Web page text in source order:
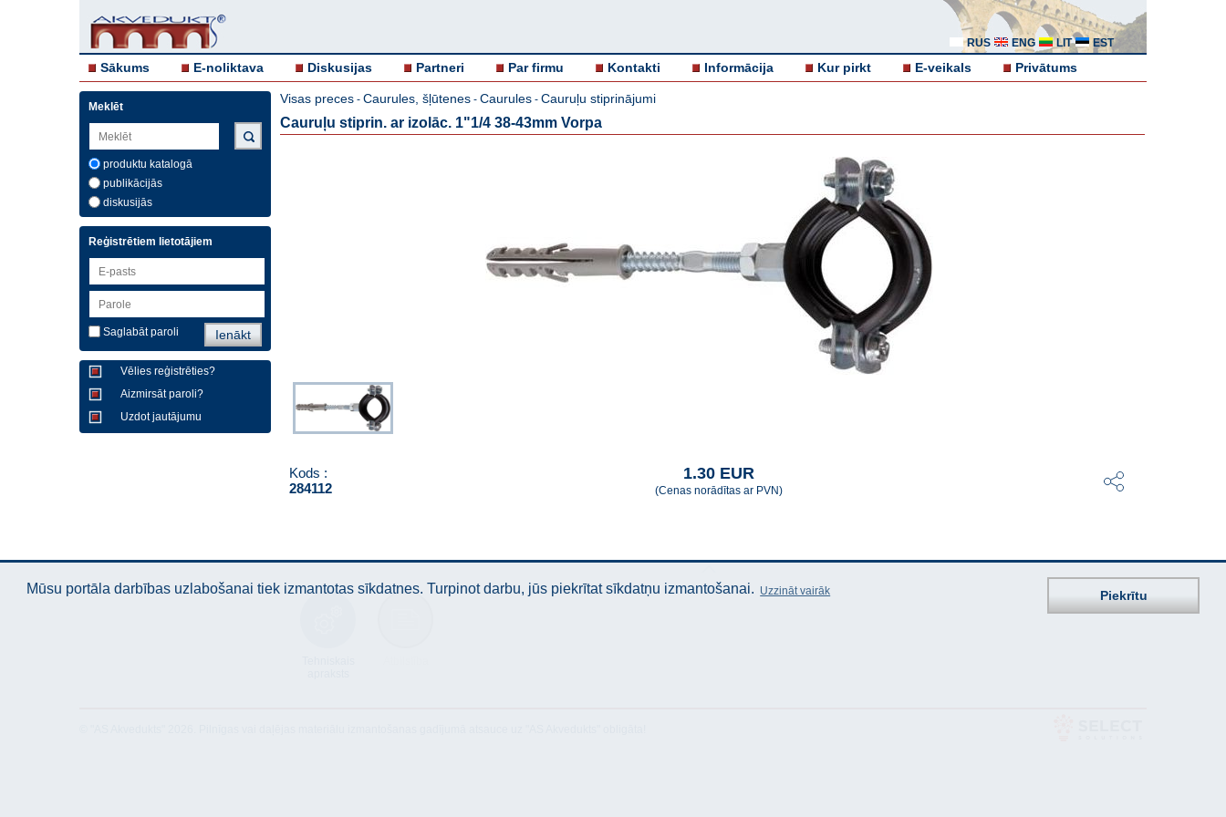
RUS ENG LIT EST
Sākums E-noliktava Diskusijas Partneri Par firmu Kontakti Informācija Kur pirkt E-veikals Privātums
Meklēt
produktu katalogā
publikācijās
diskusijās
Reģistrētiem lietotājiem
Saglabāt paroli
Vēlies reģistrēties?
Aizmirsāt paroli?
Uzdot jautājumu
Visas preces - Caurules, šļūtenes - Caurules - Cauruļu stiprinājumi
Cauruļu stiprin. ar izolāc. 1"1/4 38-43mm Vorpa
Kods :
284112
1.30 EUR
(Cenas norādītas ar PVN)
Mūsu portāla darbības uzlabošanai tiek izmantotas sīkdatnes. Turpinot darbu, jūs piekrītat sīkdatņu izmantošanai. Uzzināt vairāk Piekrītu